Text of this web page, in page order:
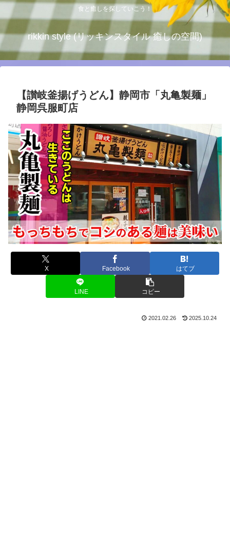
食と癒しを探していこう！
rikkin style (リッキンスタイル 癒しの空間)
【讃岐釜揚げうどん】静岡市「丸亀製麺」
静岡呉服町店
X Facebook はてブ
LINE コピー
2021.02.26 2025.10.24